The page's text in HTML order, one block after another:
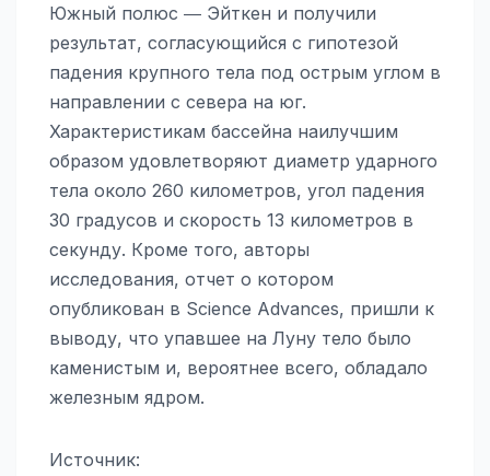
Южный полюс ― Эйткен и получили
результат, согласующийся с гипотезой
падения крупного тела под острым углом в
направлении с севера на юг.
Характеристикам бассейна наилучшим
образом удовлетворяют диаметр ударного
тела около 260 километров, угол падения
30 градусов и скорость 13 километров в
секунду. Кроме того, авторы
исследования, отчет о котором
опубликован в Science Advances, пришли к
выводу, что упавшее на Луну тело было
каменистым и, вероятнее всего, обладало
железным ядром.
Источник: